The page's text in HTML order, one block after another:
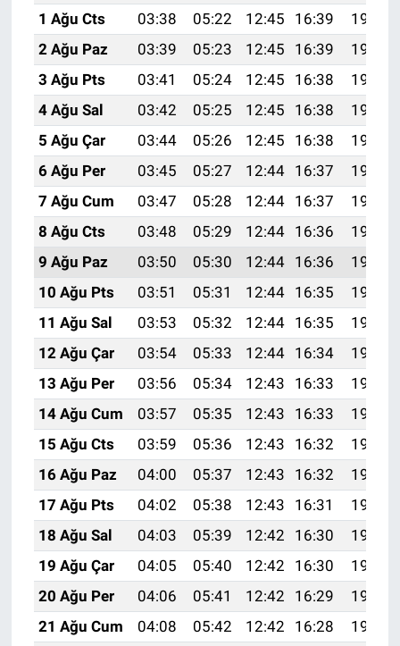
1 Ağu Cts
03:38 05:22 12:45 16:39
19:58
2 Ağu Paz
03:39 05:23 12:45 16:39
19:57
3 Ağu Pts
03:41 05:24 12:45 16:38
19:55
4 Ağu Sal
03:42 05:25 12:45 16:38
19:54
5 Ağu Çar
03:44 05:26 12:45 16:38
19:53
6 Ağu Per
03:45 05:27 12:44 16:37
19:52
7 Ağu Cum
03:47 05:28 12:44 16:37
19:51
8 Ağu Cts
03:48 05:29 12:44 16:36
19:49
9 Ağu Paz
03:50 05:30 12:44 16:36
19:48
10 Ağu Pts
03:51 05:31 12:44 16:35
19:47
11 Ağu Sal
03:53 05:32 12:44 16:35
19:46
12 Ağu Çar
03:54 05:33 12:44 16:34
19:44
13 Ağu Per
03:56 05:34 12:43 16:33
19:43
14 Ağu Cum
03:57 05:35 12:43 16:33
19:42
15 Ağu Cts
03:59 05:36 12:43 16:32
19:40
16 Ağu Paz
04:00 05:37 12:43 16:32
19:39
17 Ağu Pts
04:02 05:38 12:43 16:31
19:37
18 Ağu Sal
04:03 05:39 12:42 16:30
19:36
19 Ağu Çar
04:05 05:40 12:42 16:30
19:35
20 Ağu Per
04:06 05:41 12:42 16:29
19:33
21 Ağu Cum
04:08 05:42 12:42 16:28
19:32